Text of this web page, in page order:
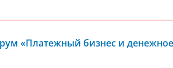
«Платежный бизнес и денежное